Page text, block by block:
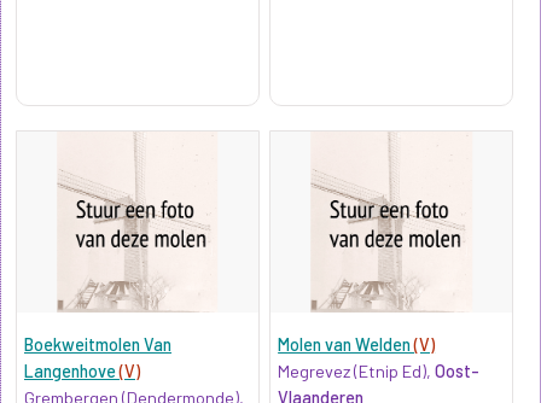
Boekweitmolen Van
Langenhove(V)
Grembergen (Dendermonde),
Molen van Welden(V)
Megrevez (Etnip Ed),Oost-
Vlaanderen